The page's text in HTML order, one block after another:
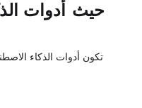
حيث أدوات
تكون أدوات الذكاء